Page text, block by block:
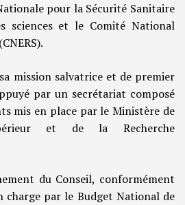
pour la Sécurité Sanitaire
sciences et le Comité National
mission salvatrice et de premier
par un secrétariat composé
mis en place par le Ministère de
et de la Recherche
du Conseil, conformément
charge par le Budget National de